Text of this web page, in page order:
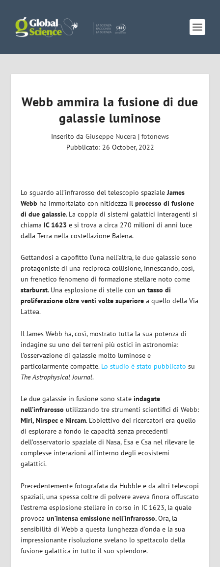
Webb ammira la fusione di due
galassie luminose
Inserito da Giuseppe Nucera | fotonews
Pubblicato: 26 October, 2022
Lo sguardo all’infrarosso del telescopio spazialeJames
Webb ha immortalato con nitidezza ilprocesso di fusione
di due galassie. La coppia di sistemi galattici interagenti si
chiama IC 1623 e si trova a circa 270 milioni di anni luce
dalla Terra nella costellazione Balena.
Gettandosi a capofitto l’una nell’altra, le due galassie sono
protagoniste di una reciproca collisione, innescando, così,
un frenetico fenomeno di formazione stellare noto come
starburst. Una esplosione di stelle conun tasso di
proliferazione oltre venti volte superiore a quello della Via
Lattea.
Il James Webb ha, così, mostrato tutta la sua potenza di
indagine su uno dei terreni più ostici in astronomia:
l’osservazione di galassie molto luminose e
particolarmente compatte. Lo studio è stato pubblicato su
The Astrophysical Journal.
Le due galassie in fusione sono stateindagate
nell’infrarosso utilizzando tre strumenti scientifici di Webb:
Miri, Nirspec e Nircam. L’obiettivo dei ricercatori era quello
di esplorare a fondo le capacità senza precedenti
dell’osservatorio spaziale di Nasa, Esa e Csa nel rilevare le
complesse interazioni all’interno degli ecosistemi
galattici.
Precedentemente fotografata da Hubble e da altri telescopi
spaziali, una spessa coltre di polvere aveva finora offuscato
l’estrema esplosione stellare in corso in IC 1623, la quale
provocaun’intensa emissione nell’infrarosso.Ora, la
sensibilità di Webb a questa lunghezza d’onda e la sua
impressionante risoluzione svelano lo spettacolo della
fusione galattica in tutto il suo splendore.